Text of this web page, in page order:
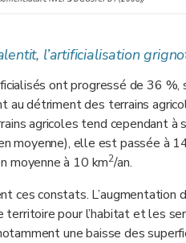
l’artificialisation
ont progressé de 36
au détriment des terrains
agricoles tend cependant
moyenne), elle est passée à
moyenne à 10 km2/an.
ces constats.
territoire pour l’habitat et les
une baisse des